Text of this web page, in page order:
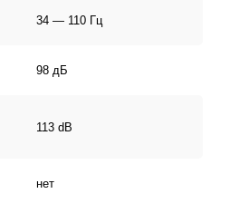
34 — 110 Гц
98 дБ
113 dB
нет